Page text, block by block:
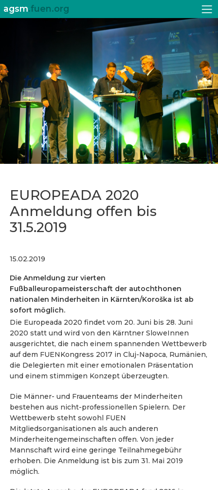
agsm.fuen.org
EUROPEADA 2020
Anmeldung offen bis
31.5.2019
15.02.2019
Die Anmeldung zur vierten
Fußballeuropameisterschaft der autochthonen
nationalen Minderheiten in Kärnten/Koroška ist ab
sofort möglich.
Die Europeada 2020 findet vom 20. Juni bis 28. Juni
2020 statt und wird von den Kärntner SloweInnen
ausgerichtet, die nach einem spannenden Wettbewerb
auf dem FUENKongress 2017 in Cluj-Napoca, Rumänien,
die Delegierten mit einer emotionalen Präsentation
und einem stimmigen Konzept überzeugten.
Die Männer- und Frauenteams der Minderheiten
bestehen aus nicht-professionellen Spielern. Der
Wettbewerb steht sowohl FUEN
Mitgliedsorganisationen als auch anderen
Minderheitengemeinschaften offen. Von jeder
Mannschaft wird eine geringe Teilnahmegebühr
erhoben. Die Anmeldung ist bis zum 31. Mai 2019
möglich.